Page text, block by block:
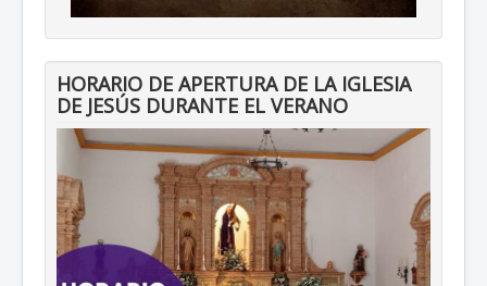
HORARIO DE APERTURA DE LA IGLESIA
DE JESÚS DURANTE EL VERANO